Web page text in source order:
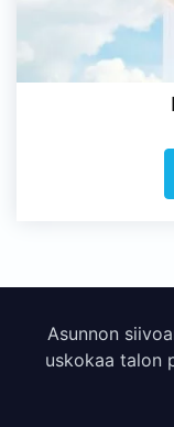
Asunnon
uskokaa talon